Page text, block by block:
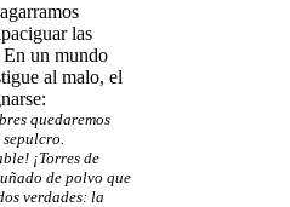
las
En un mundo
al malo, el
quedaremos
¡Torres de
de polvo que
verdades: la